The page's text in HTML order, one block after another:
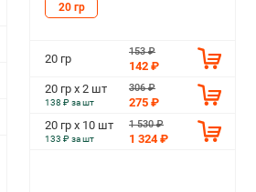
20 гр
20 гр
153 ₽
142 ₽
20 гр х 2 шт
138 ₽ за шт
306 ₽
275 ₽
20 гр х 10 шт
133 ₽ за шт
1 530 ₽
1 324 ₽